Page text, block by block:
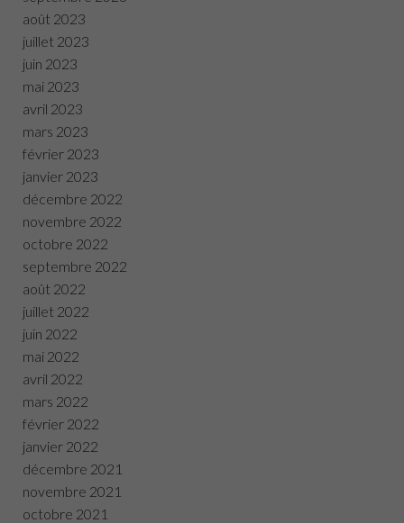
août 2023
juillet 2023
juin 2023
mai 2023
avril 2023
mars 2023
février 2023
janvier 2023
décembre 2022
novembre 2022
octobre 2022
septembre 2022
août 2022
juillet 2022
juin 2022
mai 2022
avril 2022
mars 2022
février 2022
janvier 2022
décembre 2021
novembre 2021
octobre 2021